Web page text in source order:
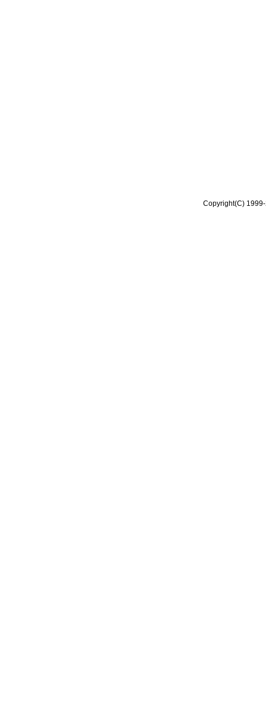
Copyright(C)